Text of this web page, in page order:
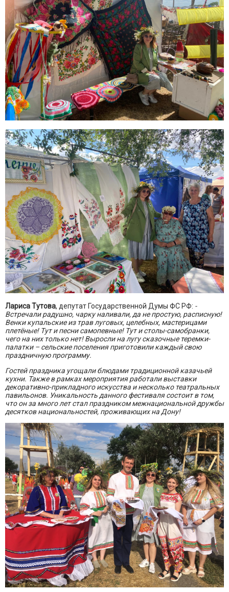
Лариса Тутова, депутат Государственной Думы ФС РФ: -
Встречали радушно, чарку наливали, да не простую, расписную!
Венки купальские из трав луговых, целебных, мастерицами
плетёные! Тут и песни самопевные! Тут и столы-самобранки,
чего на них только нет! Выросли на лугу сказочные теремки-
палатки – сельские поселения приготовили каждый свою
праздничную программу.
Гостей праздника угощали блюдами традиционной казачьей
кухни. Также в рамках мероприятия работали выставки
декоративно-прикладного искусства и несколько театральных
павильонов. Уникальность данного фестиваля состоит в том,
что он за много лет стал праздником межнациональной дружбы
десятков национальностей, проживающих на Дону!